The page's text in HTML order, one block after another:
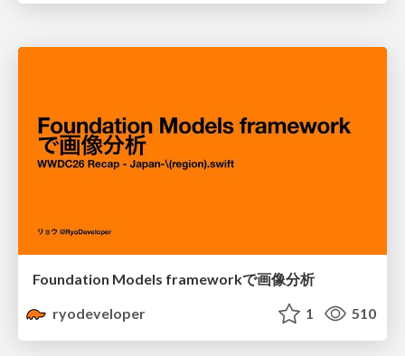
Foundation Models frameworkで画像分析
ryodeveloper
1 510